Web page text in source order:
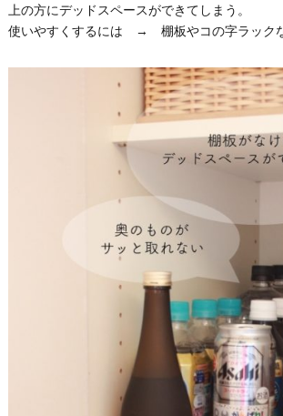
上の方にデッドスペースができてしまう。
使いやすくするには → 棚板やコの字ラック